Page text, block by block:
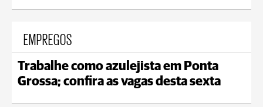
EMPREGOS
Trabalhe como azulejista em Ponta
Grossa; confira as vagas desta sexta